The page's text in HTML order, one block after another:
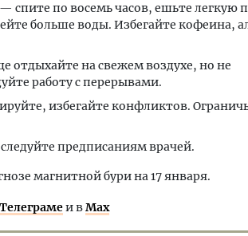
спите по восемь часов, ешьте легкую
больше воды. Избегайте кофеина,
отдыхайте на свежем воздухе, но не
работу с перерывами.​
избегайте конфликтов.
предписаниям врачей.
магнитной бури на 17 января.
Телеграмеи вMax